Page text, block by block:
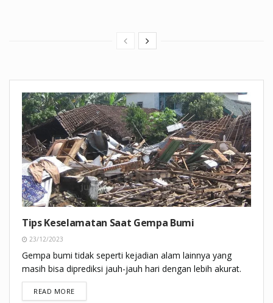
Tips Keselamatan Saat Gempa Bumi
23/12/2023
Gempa bumi tidak seperti kejadian alam lainnya yang
masih bisa diprediksi jauh-jauh hari dengan lebih akurat.
READ MOREDETAILS